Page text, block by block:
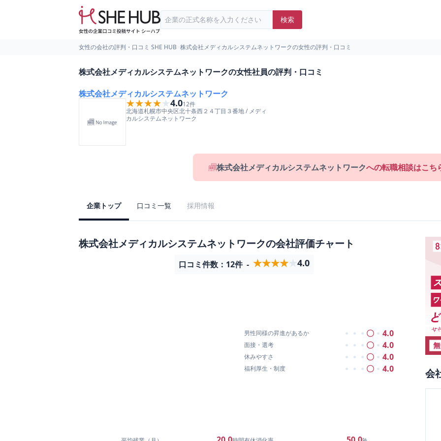
検索
女性の会社の評判・口コミ SHE HUB 株式会社メディカルシステムネットワークの女性の評判・口コミ
株式会社メディカルシステムネットワークの女性社員の評判・口コミ
株式会社メディカルシステムネットワーク
★★★★★
★★★★★4.012件
北海道札幌市中央区北十条西２４丁目３番地/ メディ
カルシステムネットワーク
株式会社メディカルシステムネットワークへの転職相談はこち
企業トップ 口コミ一覧 採用情報
株式会社メディカルシステムネットワークの会社評価チャート
口コミ件数： 12件 - ★★★★★
★★★★★ 4.0
男性同様の昇進があるか ● ● ● 〇 ● 4.0
面接・選考 ● ● ● 〇 ● 4.0
休みやすさ ● ● ● 〇 ● 4.0
福利厚生・制度 ● ● ● 〇 ● 4.0 会